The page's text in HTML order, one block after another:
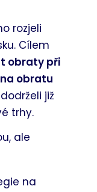
rozjeli
Cílem
obraty při
obratu
již
trhy.
ale
na